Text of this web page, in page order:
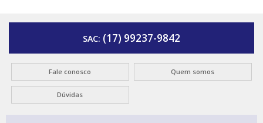
SAC: (17) 99237-9842
Fale conosco Quem somos
Dúvidas